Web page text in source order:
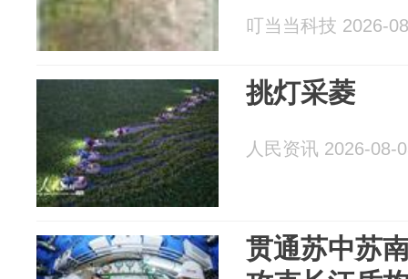
叮当当科技 2026-
挑灯采菱
人民资讯 2026-08-
贯通苏中苏